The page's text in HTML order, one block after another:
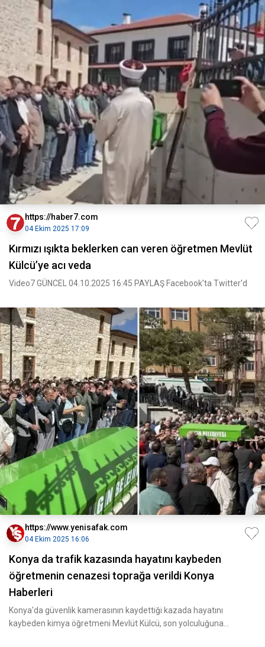
https://haber7.com
04 Ekim 2025 17:09
Kırmızı ışıkta beklerken can veren öğretmen Mevlüt
Külcü’ye acı veda
Video7 GÜNCEL 04.10.2025 16:45 PAYLAŞ Facebook'ta Twitter'd
https://www.yenisafak.com
04 Ekim 2025 16:06
Konya da trafik kazasında hayatını kaybeden
öğretmenin cenazesi toprağa verildi Konya
Haberleri
Konya'da güvenlik kamerasının kaydettiği kazada hayatını
kaybeden kimya öğretmeni Mevlüt Külcü, son yolculuğuna